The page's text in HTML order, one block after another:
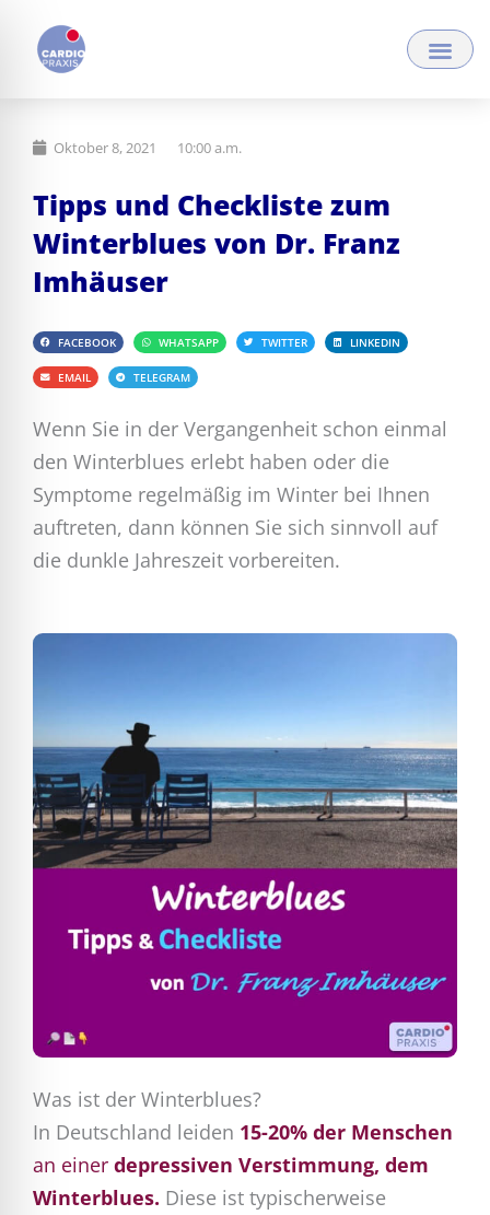
Inhalt
springen
Oktober 8, 2021 10:00 a.m.
Tipps und Checkliste zum
Winterblues von Dr. Franz
Imhäuser
FACEBOOK WHATSAPP TWITTER LINKEDIN
EMAIL TELEGRAM
Wenn Sie in der Vergangenheit schon einmal
den Winterblues erlebt haben oder die
Symptome regelmäßig im Winter bei Ihnen
auftreten, dann können Sie sich sinnvoll auf
die dunkle Jahreszeit vorbereiten.
Was ist der Winterblues?
In Deutschland leiden 15-20% der Menschen
an einer depressiven Verstimmung, dem
Winterblues. Diese ist typischerweise